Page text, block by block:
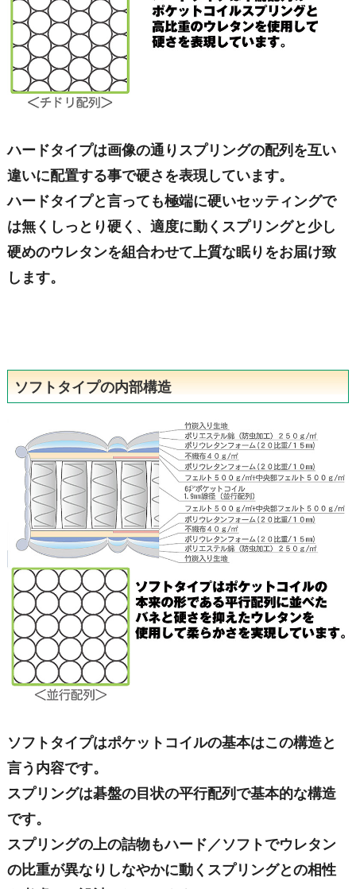
ハードタイプは画像の通りスプリングの配列を互い
違いに配置する事で硬さを表現しています。
ハードタイプと言っても極端に硬いセッティングで
は無くしっとり硬く、適度に動くスプリングと少し
硬めのウレタンを組合わせて上質な眠りをお届け致
します。
ソフトタイプの内部構造
ソフトタイプはポケットコイルの基本はこの構造と
言う内容です。
スプリングは碁盤の目状の平行配列で基本的な構造
です。
スプリングの上の詰物もハード／ソフトでウレタン
の比重が異なりしなやかに動くスプリングとの相性